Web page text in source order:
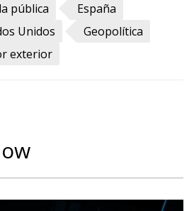
pública
España
Unidos
Geopolítica
exterior